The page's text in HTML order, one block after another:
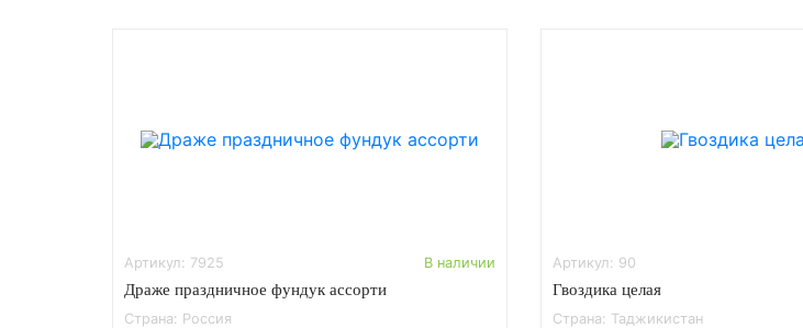
Артикул: 7925 В наличии
Драже праздничное фундук ассорти
Страна: Россия
Артикул: 90
Гвоздика целая
Страна: Таджикистан